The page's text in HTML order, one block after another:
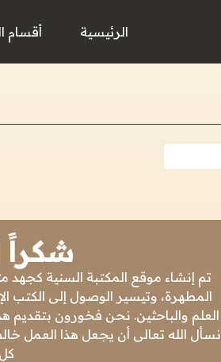
الرئيسية أقسام
شكراً
تم إنشاء موقع المكتبة السنية كجهد
المطهرة، وتيسير الوصول إلى الكتب
العلم والباحثين. نحن فخورون بتقديم
نسأل الله تعالى أن يجعل هذا العمل